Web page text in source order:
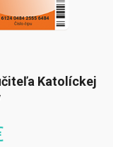
Katolíckej